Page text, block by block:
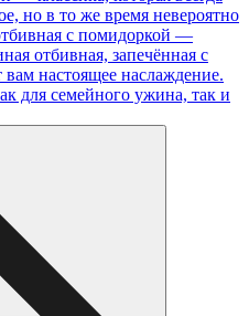
но в то же время невероятно
с помидоркой —
отбивная, запечённая с
настоящее наслаждение.
для семейного ужина, так и